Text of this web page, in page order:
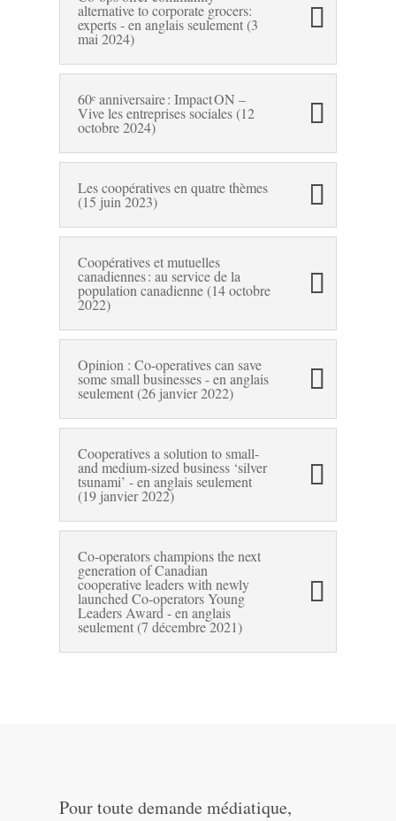
alternative to corporate grocers:
experts - en anglais seulement (3
mai 2024)
60ᵉ anniversaire : Impact ON –
Vive les entreprises sociales (12
octobre 2024)
Les coopératives en quatre thèmes
(15 juin 2023)
Coopératives et mutuelles
canadiennes : au service de la
population canadienne (14 octobre
2022)
Opinion : Co-operatives can save
some small businesses - en anglais
seulement (26 janvier 2022)
Cooperatives a solution to small-
and medium-sized business ‘silver
tsunami’ - en anglais seulement
(19 janvier 2022)
Co-operators champions the next
generation of Canadian
cooperative leaders with newly
launched Co-operators Young
Leaders Award - en anglais
seulement (7 décembre 2021)
Pour toute demande médiatique,